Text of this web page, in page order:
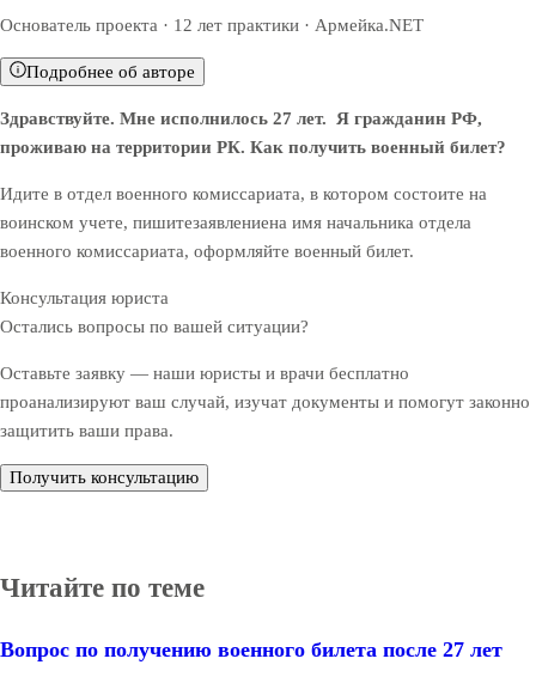
Основатель проекта · 12 лет практики · Армейка.NET
Подробнее об авторе
Здравствуйте. Мне исполнилось 27 лет. Я гражданин РФ,
проживаю на территории РК. Как получить военный билет?
Идите в отдел военного комиссариата, в котором состоите на
воинском учете, пишитезаявлениена имя начальника отдела
военного комиссариата, оформляйте военный билет.
Консультация юриста
Остались вопросы по вашей ситуации?
Оставьте заявку — наши юристы и врачи бесплатно
проанализируют ваш случай, изучат документы и помогут законно
защитить ваши права.
Получить консультацию
Читайте по теме
Вопрос по получению военного билета после 27 лет